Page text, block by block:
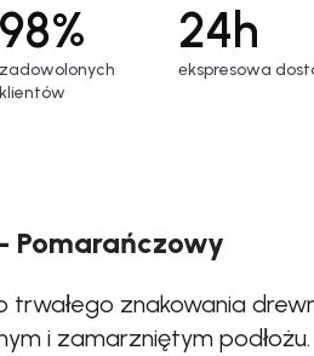
98%
zadowolonych
klientów
24h
еkspresowa
Pomarańczowy
znakowania
i zamarzniętym